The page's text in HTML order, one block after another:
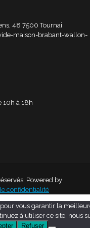
48 7500 Tournai
10h à 18h
Powered by
confidentialité
vous garantir la
à utiliser ce site, nous
Refuser